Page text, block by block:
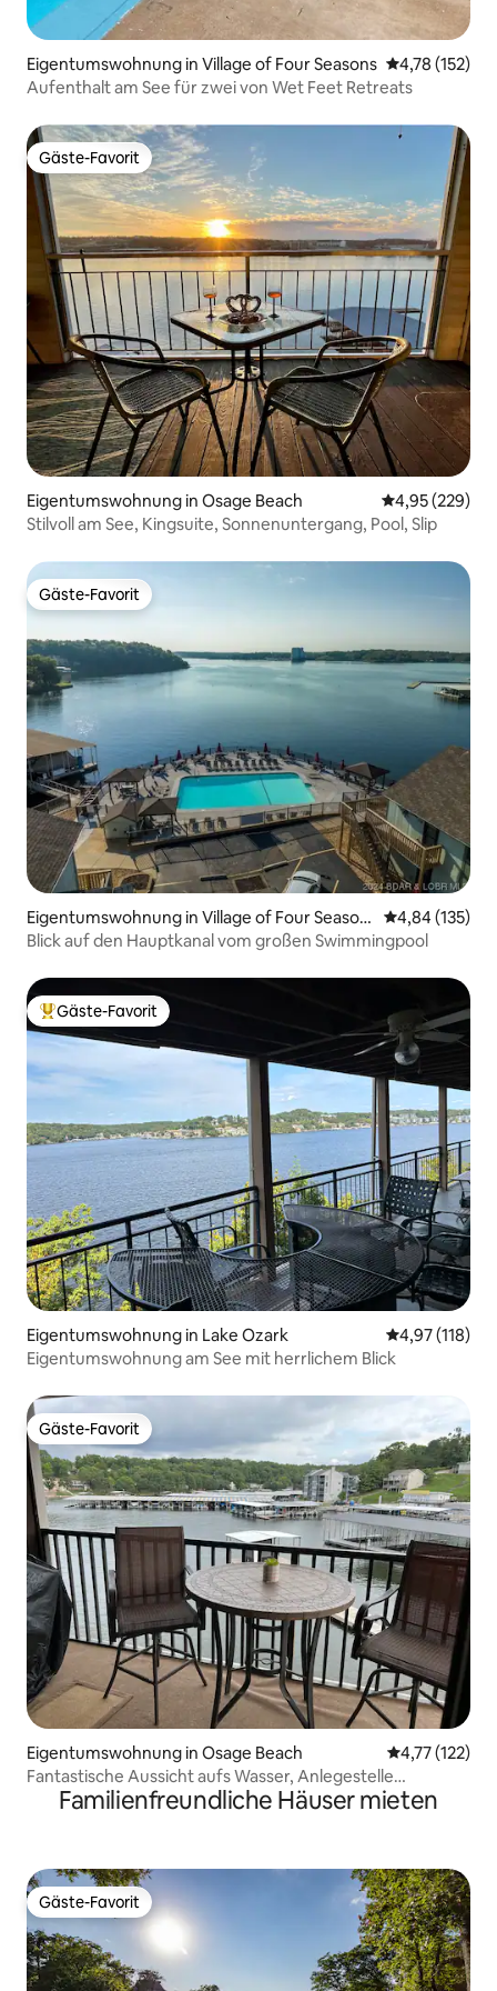
Eigentumswohnung in Village of Four Seasons
4,78 (152)
Aufenthalt am See für zwei von Wet Feet Retreats
Gäste-Favorit
Gäste-Favorit
Eigentumswohnung in Osage Beach
4,95 (229)
Stilvoll am See, Kingsuite, Sonnenuntergang, Pool, Slip
Gäste-Favorit
Gäste-Favorit
Eigentumswohnung in Village of Four Season
s
4,84 (135)
Blick auf den Hauptkanal vom großen Swimmingpool
Beliebter Gäste-Favorit.
Gäste-Favorit
Eigentumswohnung in Lake Ozark
4,97 (118)
Eigentumswohnung am See mit herrlichem Blick
Gäste-Favorit
Gäste-Favorit
Eigentumswohnung in Osage Beach
4,77 (122)
Fantastische Aussicht aufs Wasser, Anlegestelle
verfügbar
Familienfreundliche Häuser mieten
Gäste-Favorit
Gäste-Favorit